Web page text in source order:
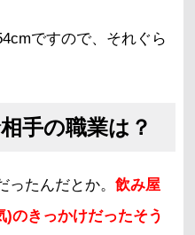
ですので、それぐら
手の職業は？
たんだとか。 飲み屋
のきっかけだったそう